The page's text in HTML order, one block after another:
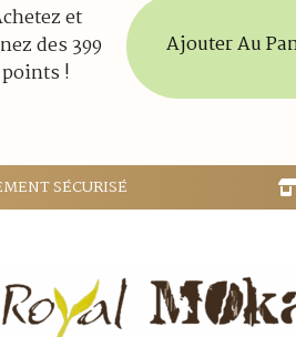
et
des 399
points !
Ajouter Au
SÉCURISÉ